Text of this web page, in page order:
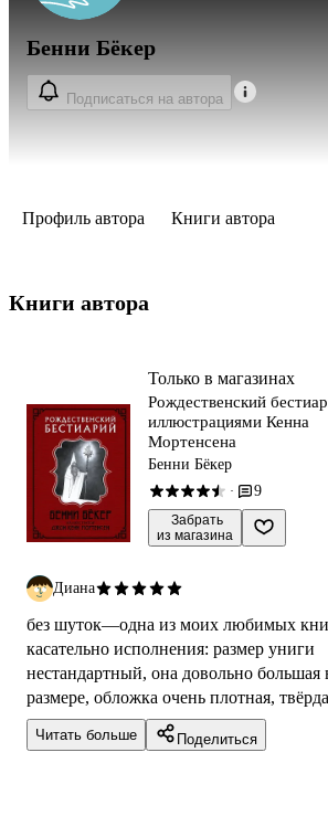
Бенни Бёкер
Подписаться на автора
Профиль автора Книги автора
Книги автора
Только в магазинах
Рождественский
иллюстрациями Кенна
Мортенсена
Бенни Бёкер
· 9
Забрать
из магазина
Диана
без шуток—одна из моих любимых
касательно исполнения: размер униги
нестандартный, она довольно большая
размере, обложка очень плотная,
рисунок выпуклый и блестящий. внутри
довольно п...
Читать больше Поделиться